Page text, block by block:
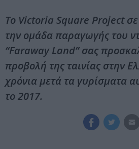
Το Victoria Square Project
την ομάδα παραγωγής του
“Faraway Land” σας
προβολή της ταινίας στην
χρόνια μετά τα γυρίσματα
το 2017.